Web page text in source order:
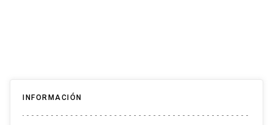
INFORMACIÓN